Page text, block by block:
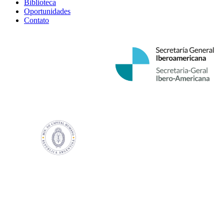
Biblioteca
Oportunidades
Contato